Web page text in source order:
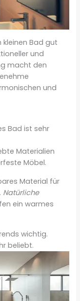
kleinen Bad gut
und
macht den
und
Bad ist sehr
Materialien
Möbel.
Material für
Natürliche
ein warmes
wichtig.
beliebt.